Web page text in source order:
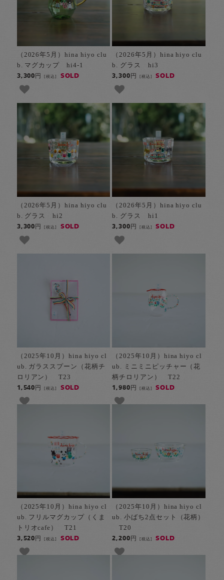
（2026年5月）hina hiyo clu
b. マグカップ hi4-1
3,300円[税込] SOLD
（2026年5月）hina hiyo clu
b. グラス hi3
3,300円 [税込] SOLD
（2026年5月）hina hiyo clu
b. グラス hi2
3,300円[税込] SOLD
（2026年5月）hina hiyo clu
b. グラス hi1
3,300円 [税込] SOLD
（2025年10月）hina hiyo cl
ub. ガラススプーン（花柄チ
ロリアン） T23
1,540円[税込] SOLD
（2025年10月）hina hiyo cl
ub. ミニミニピッチャー（花
柄チロリアン） T22
1,980円 [税込] SOLD
（2025年10月）hina hiyo cl
ub. フリルマグカップ（くま
トリオcafe） T21
3,520円[税込] SOLD
（2025年10月）hina hiyo cl
ub. 小ばち2点セット（花柄）
T20
2,200円 [税込] SOLD